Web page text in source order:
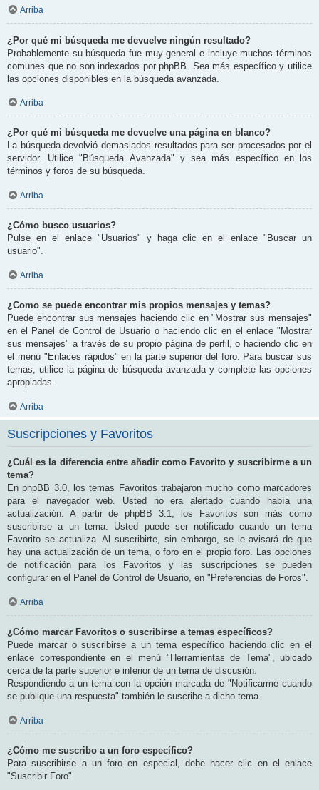
Arriba
¿Por qué mi búsqueda me devuelve ningún resultado?
Probablemente su búsqueda fue muy general e incluye muchos términos
comunes que no son indexados por phpBB. Sea más específico y utilice
las opciones disponibles en la búsqueda avanzada.
Arriba
¿Por qué mi búsqueda me devuelve una página en blanco?
La búsqueda devolvió demasiados resultados para ser procesados por el
servidor. Utilice "Búsqueda Avanzada" y sea más específico en los
términos y foros de su búsqueda.
Arriba
¿Cómo busco usuarios?
Pulse en el enlace "Usuarios" y haga clic en el enlace "Buscar un
usuario".
Arriba
¿Como se puede encontrar mis propios mensajes y temas?
Puede encontrar sus mensajes haciendo clic en "Mostrar sus mensajes"
en el Panel de Control de Usuario o haciendo clic en el enlace "Mostrar
sus mensajes" a través de su propio página de perfil, o haciendo clic en
el menú "Enlaces rápidos" en la parte superior del foro. Para buscar sus
temas, utilice la página de búsqueda avanzada y complete las opciones
apropiadas.
Arriba
Suscripciones y Favoritos
¿Cuál es la diferencia entre añadir como Favorito y suscribirme a un
tema?
En phpBB 3.0, los temas Favoritos trabajaron mucho como marcadores
para el navegador web. Usted no era alertado cuando había una
actualización. A partir de phpBB 3.1, los Favoritos son más como
suscribirse a un tema. Usted puede ser notificado cuando un tema
Favorito se actualiza. Al suscribirte, sin embargo, se le avisará de que
hay una actualización de un tema, o foro en el propio foro. Las opciones
de notificación para los Favoritos y las suscripciones se pueden
configurar en el Panel de Control de Usuario, en "Preferencias de Foros".
Arriba
¿Cómo marcar Favoritos o suscribirse a temas específicos?
Puede marcar o suscribirse a un tema específico haciendo clic en el
enlace correspondiente en el menú "Herramientas de Tema", ubicado
cerca de la parte superior e inferior de un tema de discusión.
Respondiendo a un tema con la opción marcada de "Notificarme cuando
se publique una respuesta" también le suscribe a dicho tema.
Arriba
¿Cómo me suscribo a un foro específico?
Para suscribirse a un foro en especial, debe hacer clic en el enlace
"Suscribir Foro".